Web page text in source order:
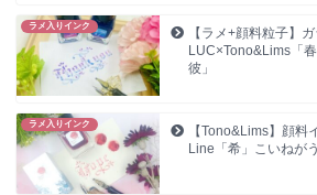
ラメ入りインク
【ラメ+顔料粒子】
LUC×Tono&Lims「
彼」
ラメ入りインク
【Tono&Lims】顔料
Line「希」こいねが